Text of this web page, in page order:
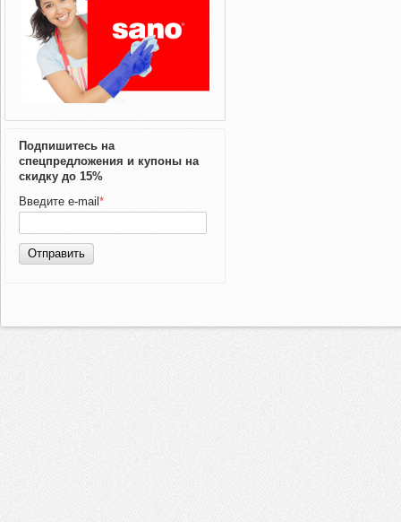
Подпишитесь на
спецпредложения и купоны на
скидку до 15%
Введите e-mail *
Отправить